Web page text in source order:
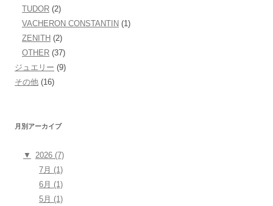
TUDOR (2)
VACHERON CONSTANTIN (1)
ZENITH (2)
OTHER (37)
ジュエリー (9)
その他 (16)
月別アーカイブ
▼
2026 (7)
7月 (1)
6月 (1)
5月 (1)